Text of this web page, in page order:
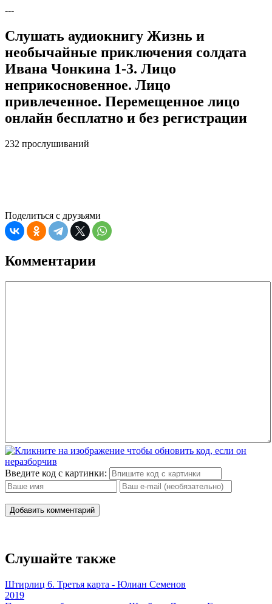
---
Слушать аудиокнигу Жизнь и
необычайные приключения солдата
Ивана Чонкина 1-3. Лицо
неприкосновенное. Лицо
привлеченное. Перемещенное лицо
онлайн бесплатно и без регистрации
232 прослушиваний
Поделиться с друзьями
Комментарии
Введите код с картинки:
Добавить комментарий
Слушайте также
Штирлиц 6. Третья карта - Юлиан Семенов
2019